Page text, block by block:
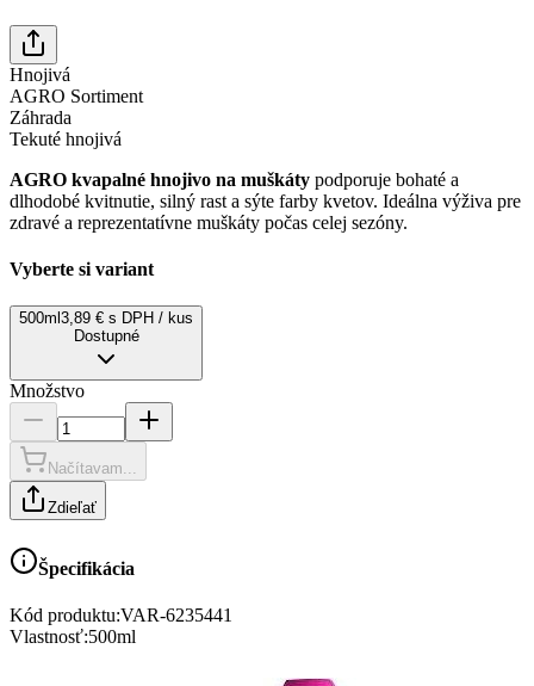
Hnojivá
AGRO Sortiment
Záhrada
Tekuté hnojivá
AGRO kvapalné hnojivo na muškáty podporuje bohaté a
dlhodobé kvitnutie, silný rast a sýte farby kvetov. Ideálna výživa pre
zdravé a reprezentatívne muškáty počas celej sezóny.
Vyberte si variant
500ml 3,89 € s DPH / kus
Dostupné
Množstvo
Načítavam...
Zdieľať
Špecifikácia
Kód produktu:VAR-6235441
Vlastnosť:500ml